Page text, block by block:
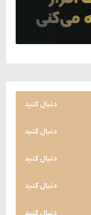
دنبال کنید
دنبال کنید
دنبال کنید
دنبال کنید
دنبال کنید